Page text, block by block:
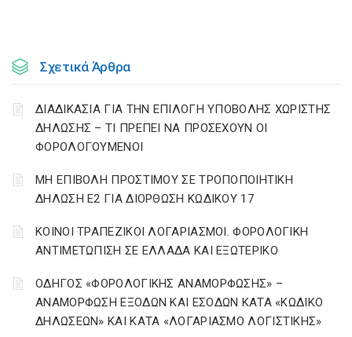
Σχετικά Άρθρα
ΔΙΑΔΙΚΑΣΙΑ ΓΙΑ ΤΗΝ ΕΠΙΛΟΓΗ ΥΠΟΒΟΛΗΣ ΧΩΡΙΣΤΗΣ
ΔΗΛΩΣΗΣ – ΤΙ ΠΡΕΠΕΙ ΝΑ ΠΡΟΣΕΧΟΥΝ ΟΙ
ΦΟΡΟΛΟΓΟΥΜΕΝΟΙ
ΜΗ ΕΠΙΒΟΛΗ ΠΡΟΣΤΙΜΟΥ ΣΕ ΤΡΟΠΟΠΟΙΗΤΙΚΗ
ΔΗΛΩΣΗ Ε2 ΓΙΑ ΔΙΟΡΘΩΣΗ ΚΩΔΙΚΟΥ 17
ΚΟΙΝΟΙ ΤΡΑΠΕΖΙΚΟΙ ΛΟΓΑΡΙΑΣΜΟΙ. ΦΟΡΟΛΟΓΙΚΗ
ΑΝΤΙΜΕΤΩΠΙΣΗ ΣΕ ΕΛΛΑΔΑ ΚΑΙ ΕΞΩΤΕΡΙΚΟ
ΟΔΗΓΟΣ «ΦΟΡΟΛΟΓΙΚΗΣ ΑΝΑΜΟΡΦΩΣΗΣ» –
ΑΝΑΜΟΡΦΩΣΗ ΕΞΟΔΩΝ ΚΑΙ ΕΣΟΔΩΝ ΚΑΤΑ «ΚΩΔΙΚΟ
ΔΗΛΩΣΕΩΝ» ΚΑΙ ΚΑΤΑ «ΛΟΓΑΡΙΑΣΜΟ ΛΟΓΙΣΤΙΚΗΣ»